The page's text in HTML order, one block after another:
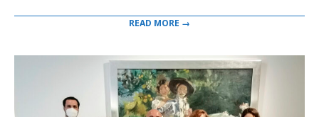
READ MORE →